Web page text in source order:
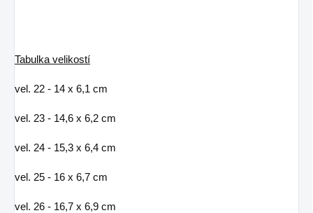
Tabulka velikostí
vel. 22 - 14 x 6,1 cm
vel. 23 - 14,6 x 6,2 cm
vel. 24 - 15,3 x 6,4 cm
vel. 25 - 16 x 6,7 cm
vel. 26 - 16,7 x 6,9 cm